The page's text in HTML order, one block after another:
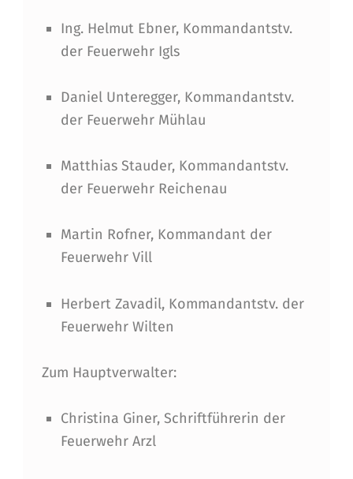
Ing. Helmut Ebner, Kommandantstv.
der Feuerwehr Igls
Daniel Unteregger, Kommandantstv.
der Feuerwehr Mühlau
Matthias Stauder, Kommandantstv.
der Feuerwehr Reichenau
Martin Rofner, Kommandant der
Feuerwehr Vill
Herbert Zavadil, Kommandantstv. der
Feuerwehr Wilten
Zum Hauptverwalter:
Christina Giner, Schriftführerin der
Feuerwehr Arzl